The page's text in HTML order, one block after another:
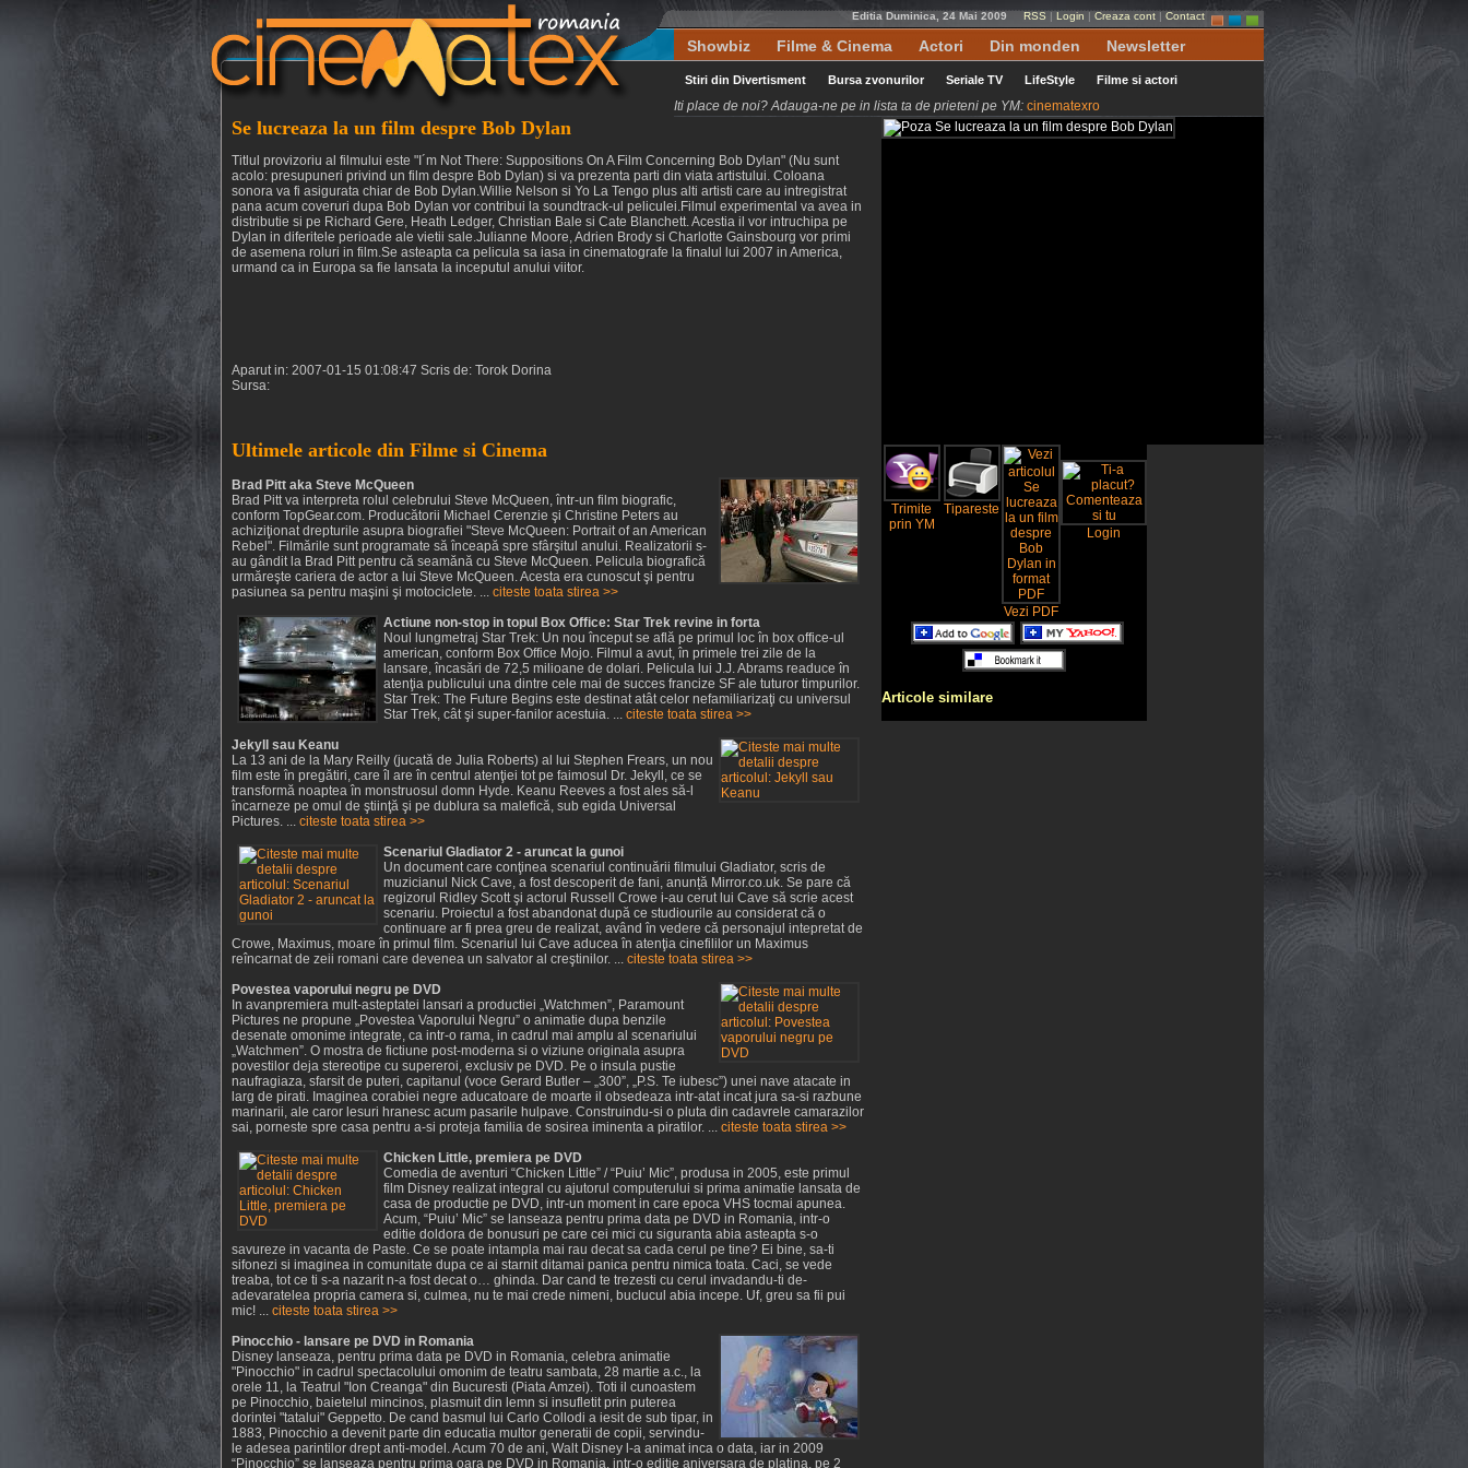
Editia Duminica, 24 Mai 2009 RSS | Login | Creaza cont | Contact
Showbiz Filme & Cinema Actori Din monden Newsletter
Stiri din Divertisment Bursa zvonurilor Seriale TV LifeStyle Filme si actori
Iti place de noi? Adauga-ne pe in lista ta de prieteni pe YM: cinematexro
Se lucreaza la un film despre Bob Dylan
Titlul provizoriu al filmului este "I´m Not There: Suppositions On A Film Concerning Bob Dylan" (Nu sunt
acolo: presupuneri privind un film despre Bob Dylan) si va prezenta parti din viata artistului. Coloana
sonora va fi asigurata chiar de Bob Dylan.Willie Nelson si Yo La Tengo plus alti artisti care au intregistrat
pana acum coveruri dupa Bob Dylan vor contribui la soundtrack-ul peliculei.Filmul experimental va avea in
distributie si pe Richard Gere, Heath Ledger, Christian Bale si Cate Blanchett. Acestia il vor intruchipa pe
Dylan in diferitele perioade ale vietii sale.Julianne Moore, Adrien Brody si Charlotte Gainsbourg vor primi
de asemena roluri in film.Se asteapta ca pelicula sa iasa in cinematografe la finalul lui 2007 in America,
urmand ca in Europa sa fie lansata la inceputul anului viitor.
Aparut in: 2007-01-15 01:08:47 Scris de: Torok Dorina
Sursa:
Ultimele articole din Filme si Cinema
Brad Pitt aka Steve McQueen
Brad Pitt va interpreta rolul celebrului Steve McQueen, într-un film biografic,
conform TopGear.com. Producătorii Michael Cerenzie şi Christine Peters au
achiziţionat drepturile asupra biografiei "Steve McQueen: Portrait of an American
Rebel". Filmările sunt programate să înceapă spre sfârşitul anului. Realizatorii s-
au gândit la Brad Pitt pentru că seamănă cu Steve McQueen. Pelicula biografică
urmăreşte cariera de actor a lui Steve McQueen. Acesta era cunoscut şi pentru
pasiunea sa pentru maşini şi motociclete. ... citeste toata stirea >>
Actiune non-stop in topul Box Office: Star Trek revine in forta
Noul lungmetraj Star Trek: Un nou început se află pe primul loc în box office-ul
american, conform Box Office Mojo. Filmul a avut, în primele trei zile de la
lansare, încasări de 72,5 milioane de dolari. Pelicula lui J.J. Abrams readuce în
atenţia publicului una dintre cele mai de succes francize SF ale tuturor timpurilor.
Star Trek: The Future Begins este destinat atât celor nefamiliarizaţi cu universul
Star Trek, cât şi super-fanilor acestuia. ... citeste toata stirea >>
Jekyll sau Keanu
La 13 ani de la Mary Reilly (jucată de Julia Roberts) al lui Stephen Frears, un nou
film este în pregătiri, care îl are în centrul atenţiei tot pe faimosul Dr. Jekyll, ce se
transformă noaptea în monstruosul domn Hyde. Keanu Reeves a fost ales să-l
încarneze pe omul de ştiinţă şi pe dublura sa malefică, sub egida Universal
Pictures. ... citeste toata stirea >>
Scenariul Gladiator 2 - aruncat la gunoi
Un document care conţinea scenariul continuării filmului Gladiator, scris de
muzicianul Nick Cave, a fost descoperit de fani, anunță Mirror.co.uk. Se pare că
regizorul Ridley Scott şi actorul Russell Crowe i-au cerut lui Cave să scrie acest
scenariu. Proiectul a fost abandonat după ce studiourile au considerat că o
continuare ar fi prea greu de realizat, având în vedere că personajul intepretat de
Crowe, Maximus, moare în primul film. Scenariul lui Cave aducea în atenţia cinefililor un Maximus
reîncarnat de zeii romani care devenea un salvator al creştinilor. ... citeste toata stirea >>
Povestea vaporului negru pe DVD
In avanpremiera mult-asteptatei lansari a productiei „Watchmen”, Paramount
Pictures ne propune „Povestea Vaporului Negru” o animatie dupa benzile
desenate omonime integrate, ca intr-o rama, in cadrul mai amplu al scenariului
„Watchmen”. O mostra de fictiune post-moderna si o viziune originala asupra
povestilor deja stereotipe cu supereroi, exclusiv pe DVD. Pe o insula pustie
naufragiaza, sfarsit de puteri, capitanul (voce Gerard Butler – „300”, „P.S. Te iubesc”) unei nave atacate in
larg de pirati. Imaginea corabiei negre aducatoare de moarte il obsedeaza intr-atat incat jura sa-si razbune
marinarii, ale caror lesuri hranesc acum pasarile hulpave. Construindu-si o pluta din cadavrele camarazilor
sai, porneste spre casa pentru a-si proteja familia de sosirea iminenta a piratilor. ... citeste toata stirea >>
Chicken Little, premiera pe DVD
Comedia de aventuri “Chicken Little” / “Puiu’ Mic”, produsa in 2005, este primul
film Disney realizat integral cu ajutorul computerului si prima animatie lansata de
casa de productie pe DVD, intr-un moment in care epoca VHS tocmai apunea.
Acum, “Puiu’ Mic” se lanseaza pentru prima data pe DVD in Romania, intr-o
editie doldora de bonusuri pe care cei mici cu siguranta abia asteapta s-o
savureze in vacanta de Paste. Ce se poate intampla mai rau decat sa cada cerul pe tine? Ei bine, sa-ti
sifonezi si imaginea in comunitate dupa ce ai starnit ditamai panica pentru nimica toata. Caci, se vede
treaba, tot ce ti s-a nazarit n-a fost decat o… ghinda. Dar cand te trezesti cu cerul invadandu-ti de-
adevaratelea propria camera si, culmea, nu te mai crede nimeni, buclucul abia incepe. Uf, greu sa fii pui
mic! ... citeste toata stirea >>
Pinocchio - lansare pe DVD in Romania
Disney lanseaza, pentru prima data pe DVD in Romania, celebra animatie
"Pinocchio" in cadrul spectacolului omonim de teatru sambata, 28 martie a.c., la
orele 11, la Teatrul "Ion Creanga" din Bucuresti (Piata Amzei). Toti il cunoastem
pe Pinocchio, baietelul mincinos, plasmuit din lemn si insufletit prin puterea
dorintei "tatalui" Geppetto. De cand basmul lui Carlo Collodi a iesit de sub tipar, in
1883, Pinocchio a devenit parte din educatia multor generatii de copii, servindu-
le adesea parintilor drept anti-model. Acum 70 de ani, Walt Disney l-a animat inca o data, iar in 2009
“Pinocchio” se lanseaza pentru prima oara pe DVD in Romania, intr-o editie aniversara de platina, pe 2
Trimite
prin YM
Tipareste
Vezi PDF
Login
Articole similare